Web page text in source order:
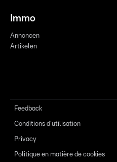
Immo
Annoncen
Artikelen
Feedback
Conditions d'utilisation
Privacy
Politique en matière de cookies